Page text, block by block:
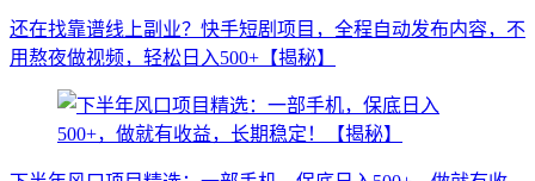
还在找靠谱线上副业？快手短剧项目，全程自动发布内容，不
用熬夜做视频，轻松日入500+【揭秘】